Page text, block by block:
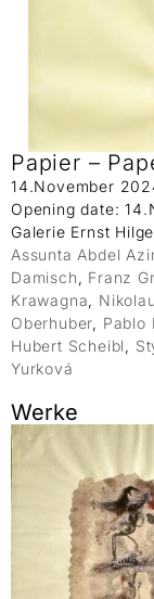
Papier –
14.November
Opening date:
Galerie Ernst
Assunta Abdel
Damisch , Franz
Krawagna,
Oberhuber, Pablo
Hubert Scheibl ,
Yurková
Werke